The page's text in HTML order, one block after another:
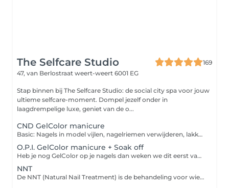
The Selfcare Studio
169
47, van Berlostraat weert-weert 6001 EG
Stap binnen bij The Selfcare Studio: de social city spa voor jouw
ultieme selfcare-moment. Dompel jezelf onder in
laagdrempelige luxe, geniet van de o...
CND GelColor manicure
Basic: Nagels in model vijlen, nagelriemen verwijderen, lakken met gellak + handcrème. Deluxe: Complete manicure met nagels vijlen, ontspannend badje, nagelriemen verwijderen, lakken met gellak, handcrème + korte massage.
O.P.I. GelColor manicure + Soak off
Heb je nog GelColor op je nagels dan weken we dit eerst van de nagels af doormiddel van Soak off. Hierna worden de nagels gevijld, nagelriemen verzorgd en je nagels gelakt in je favoriete kleur van O.P.I. GelColor.
NNT
De NNT (Natural Nail Treatment) is de behandeling voor wie sterke, natuurlijke nagels wil zonder verlenging. We starten met een combi manicure, waarbij de nagelriemen zorgvuldig worden verzorgd met een elektrische frees. Vervolgens worden je nagels verstevigd met een builder gel, die wordt afgestemd op jouw nageltype en conditie. Zo krijg je precies de versteviging die jouw nagels nodig hebben met een natuurlijk en verzorgd resultaat. We hebben de keuze uit verschillende soorten builder gels: van de soepele BIAB tot een krachtige gel die de stevigheid van acryl evenaart. Helemaal afgestemd op jouw nagels en wensen.